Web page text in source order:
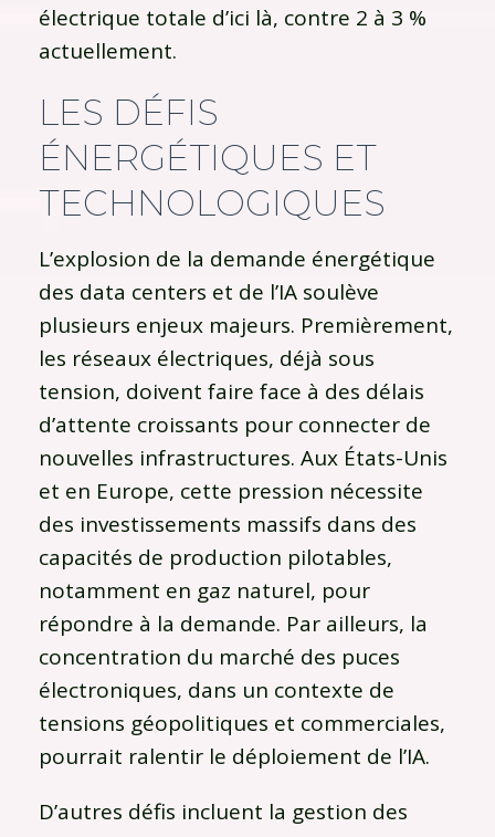
électrique totale d’ici là, contre 2 à 3 %
actuellement.
LES DÉFIS
ÉNERGÉTIQUES ET
TECHNOLOGIQUES
L’explosion de la demande énergétique
des data centers et de l’IA soulève
plusieurs enjeux majeurs. Premièrement,
les réseaux électriques, déjà sous
tension, doivent faire face à des délais
d’attente croissants pour connecter de
nouvelles infrastructures. Aux États-Unis
et en Europe, cette pression nécessite
des investissements massifs dans des
capacités de production pilotables,
notamment en gaz naturel, pour
répondre à la demande. Par ailleurs, la
concentration du marché des puces
électroniques, dans un contexte de
tensions géopolitiques et commerciales,
pourrait ralentir le déploiement de l’IA.
D’autres défis incluent la gestion des